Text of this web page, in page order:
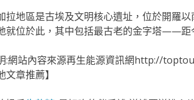
地區是古埃及文明核心遺址，位於開羅以
就位於此，其中包括最古老的金字塔——距
:網站內容來源再生能源資訊網http://
文章推薦】